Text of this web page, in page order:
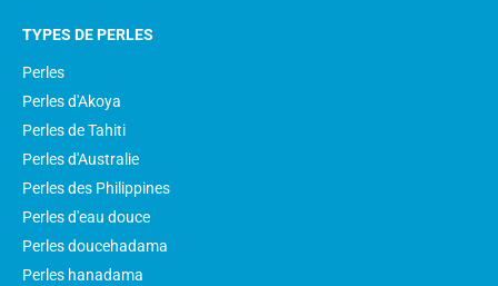
TYPES DE PERLES
Perles
Perles d'Akoya
Perles de Tahiti
Perles d'Australie
Perles des Philippines
Perles d'eau douce
Perles doucehadama
Perles hanadama